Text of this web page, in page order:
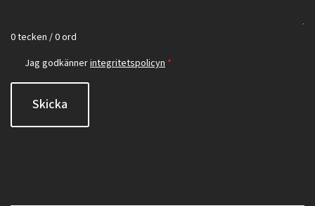
0 tecken / 0 ord
Jag godkännerintegritetspolicyn *
Skicka